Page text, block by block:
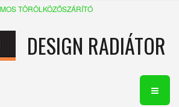
TÖRÖLKÖZŐSZÁRÍTÓ
DESIGN RADIÁTOR